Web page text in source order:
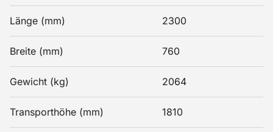
Länge (mm) 2300
Breite (mm) 760
Gewicht (kg) 2064
Transporthöhe (mm) 1810